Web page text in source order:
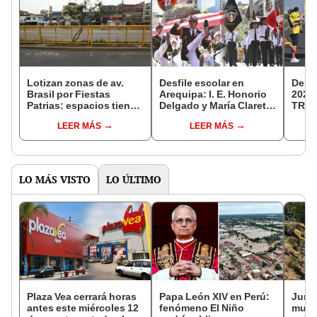
Lotizan zonas de av.
Brasil por Fiestas
Patrias: espacios tienen
para el Gran Desfile
Militar
LEER MÁS
Desfile escolar en
Arequipa: I. E. Honorio
Delgado y María Claret
de campeones 2024"
LEER MÁS
2024
LO MÁS VISTO LO ÚLTIMO
Plaza Vea cerrará horas
antes este miércoles 12
Papa León XIV en Perú:
fenómeno El Niño